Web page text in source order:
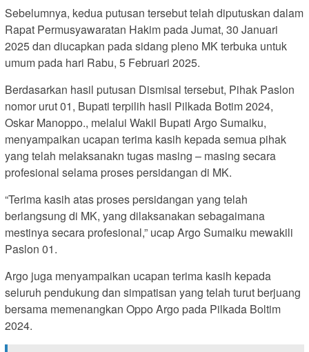
Sebelumnya, kedua putusan tersebut telah diputuskan dalam
Rapat Permusyawaratan Hakim pada Jumat, 30 Januari
2025 dan diucapkan pada sidang pleno MK terbuka untuk
umum pada hari Rabu, 5 Februari 2025.
Berdasarkan hasil putusan Dismisal tersebut, Pihak Paslon
nomor urut 01, Bupati terpilih hasil Pilkada Botim 2024,
Oskar Manoppo., melalui Wakil Bupati Argo Sumaiku,
menyampaikan ucapan terima kasih kepada semua pihak
yang telah melaksanakn tugas masing – masing secara
profesional selama proses persidangan di MK.
“Terima kasih atas proses persidangan yang telah
berlangsung di MK, yang dilaksanakan sebagaimana
mestinya secara profesional,” ucap Argo Sumaiku mewakili
Paslon 01.
Argo juga menyampaikan ucapan terima kasih kepada
seluruh pendukung dan simpatisan yang telah turut berjuang
bersama memenangkan Oppo Argo pada Pilkada Boltim
2024.